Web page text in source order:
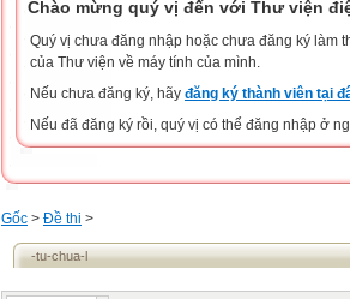
Chào mừng quý vị đến với Thư viện
Quý vị chưa đăng nhập hoặc chưa đăng ký làm
của Thư viện về máy tính của mình.
Nếu chưa đăng ký, hãy đăng ký thành viên tại
Nếu đã đăng ký rồi, quý vị có thể đăng nhập ở
Gốc > Đề thi >
-tu-chua-l